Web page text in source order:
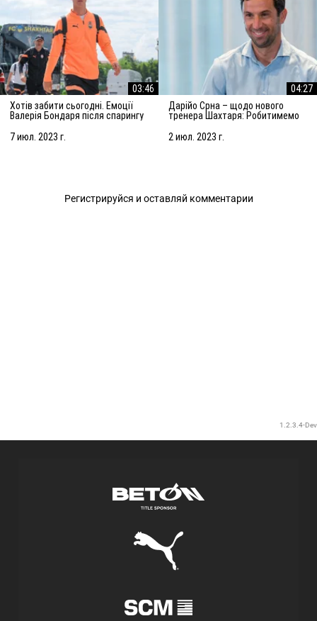
03:46
Хотів забити сьогодні. Емоції
Валерія Бондаря після спарингу
7 июл. 2023 г.
04:27
Дарійо Срна – щодо нового
тренера Шахтаря: Робитимемо
2 июл. 2023 г.